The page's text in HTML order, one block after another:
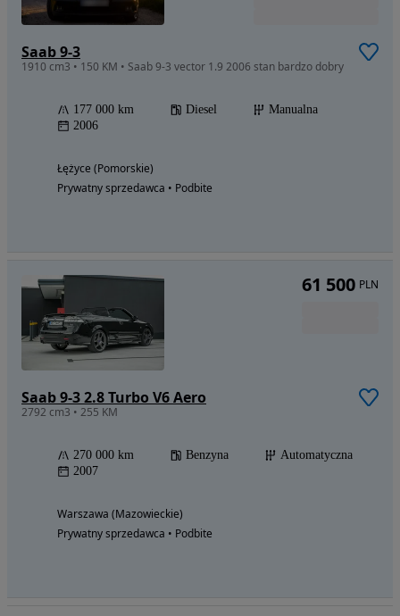
Saab 9-3
1910 cm3 • 150 KM • Saab 9-3 vector 1.9 2006 stan bardzo dobry
177 000 km Diesel
Manualna
2006
Łężyce (Pomorskie)
Prywatny sprzedawca • Podbite
Saab 9-3 2.8 Turbo V6 Aero
2792 cm3 • 255 KM
270 000 km Benzyna
Automatyczna
2007
Warszawa (Mazowieckie)
Prywatny sprzedawca • Podbite
61 500 PLN